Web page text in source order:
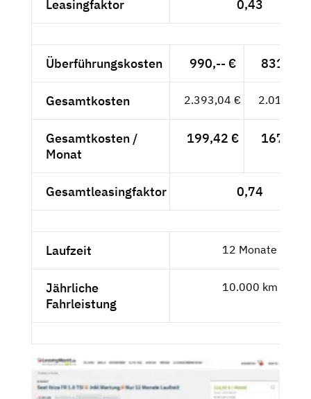
Leasingfaktor 0,43
Überführungskosten 990,-- € 831,93
Gesamtkosten 2.393,04 € 2.010,96
Gesamtkosten /
Monat
199,42 € 167,58
Gesamtleasingfaktor 0,74
Laufzeit 12 Monate
Jährliche
Fahrleistung
10.000 km